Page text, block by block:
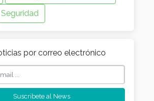
Seguridad
por correo electrónico